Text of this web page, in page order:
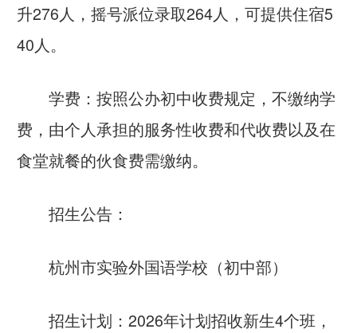
升276人，摇号派位录取264人，可提供住宿5
40人。
学费：按照公办初中收费规定，不缴纳学
费，由个人承担的服务性收费和代收费以及在
食堂就餐的伙食费需缴纳。
招生公告：
杭州市实验外国语学校（初中部）
招生计划：2026年计划招收新生4个班，